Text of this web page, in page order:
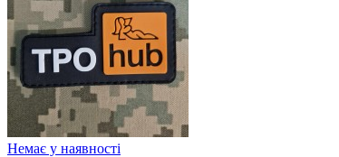
Немає у наявності